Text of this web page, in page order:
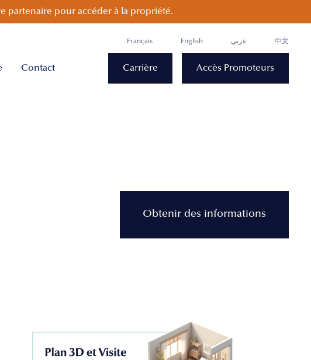
partenaire pour accéder à la propriété.
Français English عربي 中文
Contact Carrière Accès Promoteurs
Obtenir des informations